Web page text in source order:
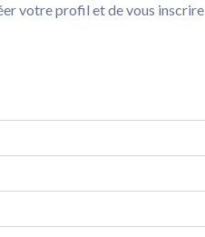
votre profil et de vous inscrire